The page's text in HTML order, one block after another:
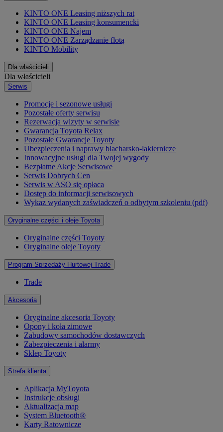
KINTO ONE Leasing niższych rat
KINTO ONE Leasing konsumencki
KINTO ONE Najem
KINTO ONE Zarządzanie flotą
KINTO Mobility
Dla właścicieli
Dla właścicieli
Serwis
Promocje i sezonowe usługi
Pozostałe oferty serwisu
Rezerwacja wizyty w serwisie
Gwarancja Toyota Relax
Pozostałe Gwarancje Toyoty
Ubezpieczenia i naprawy blacharsko-lakiernicze
Innowacyjne usługi dla Twojej wygody
Bezpłatne Akcje Serwisowe
Serwis Dobrych Cen
Serwis w ASO się opłaca
Dostęp do informacji serwisowych
Wykaz wydanych zaświadczeń o odbytym szkoleniu (pdf)
Oryginalne części i oleje Toyota
Oryginalne części Toyoty
Oryginalne oleje Toyoty
Program Sprzedaży Hurtowej Trade
Trade
Akcesoria
Oryginalne akcesoria Toyoty
Opony i koła zimowe
Zabudowy samochodów dostawczych
Zabezpieczenia i alarmy
Sklep Toyoty
Strefa klienta
Aplikacja MyToyota
Instrukcje obsługi
Aktualizacja map
System Bluetooth®
Karty Ratownicze